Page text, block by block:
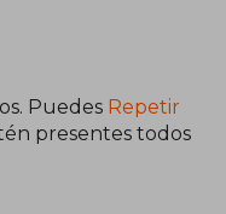
Puedes Repetir
presentes todos